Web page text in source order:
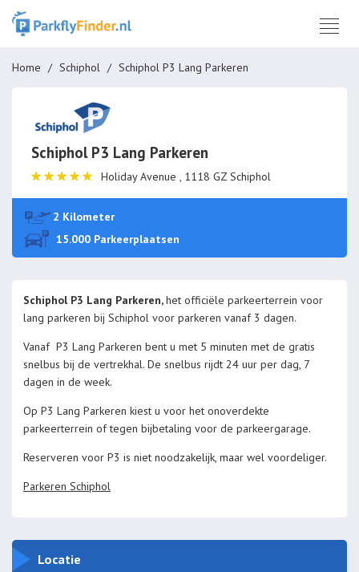
Home Schiphol Schiphol P3 Lang Parkeren
Schiphol P3 Lang Parkeren
Holiday Avenue , 1118 GZ Schiphol
2 Kilometer
15.000 Parkeerplaatsen
Schiphol P3 Lang Parkeren,het officiële parkeerterrein voor
lang parkeren bij Schiphol voor parkeren vanaf 3 dagen.
Vanaf P3 Lang Parkeren bent u met 5 minuten met de gratis
snelbus bij de vertrekhal. De snelbus rijdt 24 uur per dag, 7
dagen in de week.
Op P3 Lang Parkeren kiest u voor het onoverdekte
parkeerterrein of tegen bijbetaling voor de parkeergarage.
Reserveren voor P3 is niet noodzakelijk, maar wel voordeliger.
Parkeren Schiphol
Locatie